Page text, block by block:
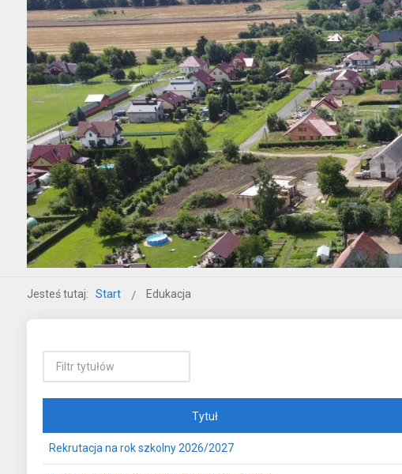
Jesteś tutaj: Start Edukacja
Tytuł
Rekrutacja na rok szkolny 2026/2027